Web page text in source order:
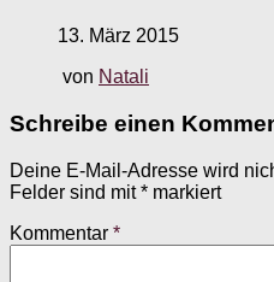
13. März 2015
von Natali
Schreibe einen
Deine E-Mail-Adresse wird
Felder sind mit* markiert
Kommentar *